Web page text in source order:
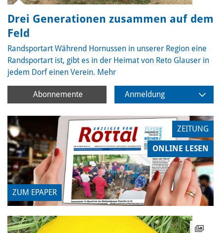
Drei Generationen zusammen auf dem
Feld
RandsportartWährend Hornussen in unserer Region eine
Randsportart ist, gibt es in der Heimat von Reto Glauser in
jedem Dorf einen Verein. Mehr
Abonnemente Anmeldung
ZUM EPAPER
ZEITUNG
ONLINE LESEN